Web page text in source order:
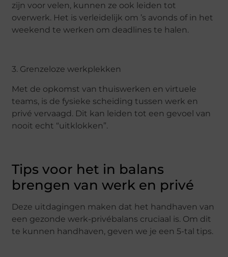
zijn voor velen, kunnen ze ook leiden tot
overwerk. Het is verleidelijk om ’s avonds of in het
weekend te werken om deadlines te halen.
3. Grenzeloze werkplekken
Met de opkomst van thuiswerken en virtuele
teams, is de fysieke scheiding tussen werk en
privé vervaagd. Dit kan leiden tot een gevoel van
nooit echt “uitklokken”.
Tips voor het in balans
brengen van werk en privé
Deze uitdagingen maken dat het handhaven van
een gezonde werk-privébalans cruciaal is. Om dit
te kunnen handhaven, geven we je een 5-tal tips.